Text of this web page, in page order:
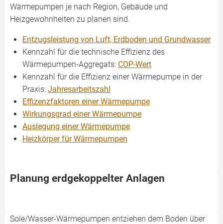
Wärmepumpen je nach Region, Gebäude und
Heizgewohnheiten zu planen sind.
Entzugsleistung von Luft, Erdboden und Grundwasser
Kennzahl für die technische Effizienz des
Wärmepumpen-Aggregats: COP-Wert
Kennzahl für die Effizienz einer Wärmepumpe in der
Praxis: Jahresarbeitszahl
Effizenzfaktoren einer Wärmepumpe
Wirkungsgrad einer Wärmepumpe
Auslegung einer Wärmepumpe
Heizkörper für Wärmepumpen
Planung erdgekoppelter Anlagen
Sole/Wasser-Wärmepumpen entziehen dem Boden über